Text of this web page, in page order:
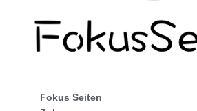
Fokus Seiten